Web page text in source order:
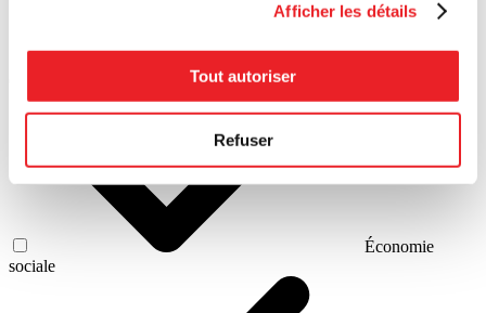
Afficher les détails
Tout autoriser
Refuser
Économie
sociale